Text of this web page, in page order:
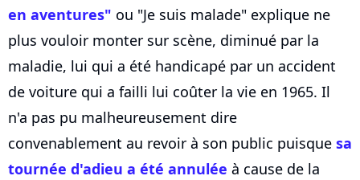
en aventures" ou "Je suis malade" explique ne
plus vouloir monter sur scène, diminué par la
maladie, lui qui a été handicapé par un accident
de voiture qui a failli lui coûter la vie en 1965. Il
n'a pas pu malheureusement dire
convenablement au revoir à son public puisque sa
tournée d'adieu a été annulée à cause de la